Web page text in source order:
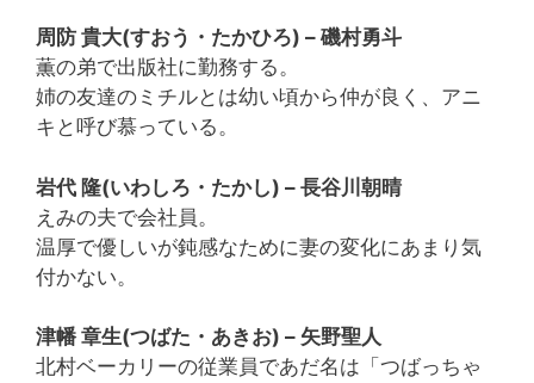
周防 貴大(すおう・たかひろ) – 磯村勇斗
薫の弟で出版社に勤務する。
姉の友達のミチルとは幼い頃から仲が良く、アニ
キと呼び慕っている。
岩代 隆(いわしろ・たかし) – 長谷川朝晴
えみの夫で会社員。
温厚で優しいが鈍感なために妻の変化にあまり気
付かない。
津幡 章生(つばた・あきお) – 矢野聖人
北村ベーカリーの従業員であだ名は「つばっちゃ